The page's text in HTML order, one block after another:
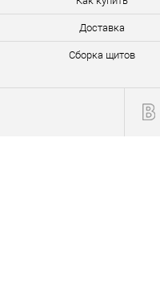
Доставка
Сборка щитов